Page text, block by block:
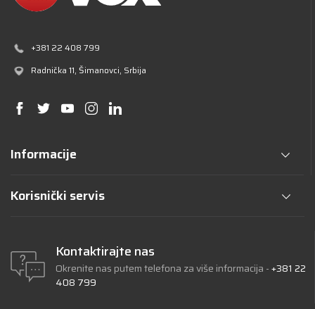
+381 22 408 799
Radnička 11, Šimanovci, Srbija
Informacije
Korisnički servis
Kontaktirajte nas
Okrenite nas putem telefona za više informacija -+381 22
408 799